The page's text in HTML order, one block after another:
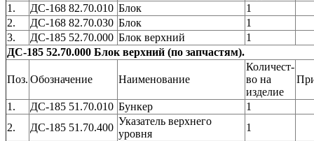
1. ДС-168 82.70.010 Блок
1
2.
ДС-168 82.70.030 Блок
1
3.
ДС-185 52.70.000 Блок верхний
1
ДС-185 52.70.000 Блок верхний (по запчастям).
Поз. Обозначение Наименование
Количест-
во на
изделие
1. ДС-185 51.70.010 Бункер
1
2.
ДС-185 51.70.400
Указатель верхнего
уровня
1